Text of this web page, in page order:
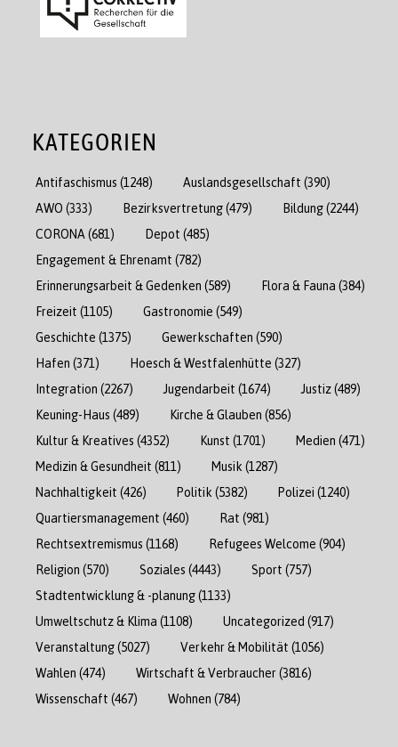
KATEGORIEN
Antifaschismus (1248) Auslandsgesellschaft (390)
AWO (333) Bezirksvertretung(479) Bildung(2244)
CORONA (681) Depot (485)
Engagement & Ehrenamt (782)
Erinnerungsarbeit & Gedenken (589) Flora & Fauna (384)
Freizeit (1105) Gastronomie (549)
Geschichte (1375) Gewerkschaften (590)
Hafen (371) Hoesch & Westfalenhütte (327)
Integration (2267) Jugendarbeit (1674) Justiz(489)
Keuning-Haus (489) Kirche & Glauben (856)
Kultur & Kreatives (4352) Kunst (1701) Medien (471)
Medizin & Gesundheit (811) Musik (1287)
Nachhaltigkeit (426) Politik (5382) Polizei (1240)
Quartiersmanagement (460) Rat (981)
Rechtsextremismus (1168) Refugees Welcome (904)
Religion (570) Soziales (4443) Sport (757)
Stadtentwicklung & -planung(1133)
Umweltschutz & Klima (1108) Uncategorized (917)
Veranstaltung(5027) Verkehr & Mobilität (1056)
Wahlen (474) Wirtschaft & Verbraucher(3816)
Wissenschaft (467) Wohnen (784)